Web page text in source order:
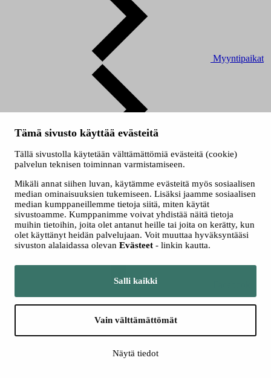
Tämä sivusto käyttää evästeitä
Tällä sivustolla käytetään välttämättömiä evästeitä (cookie)
palvelun teknisen toiminnan varmistamiseen.
Mikäli annat siihen luvan, käytämme evästeitä myös sosiaalisen
median ominaisuuksien tukemiseen. Lisäksi jaamme sosiaalisen
median kumppaneillemme tietoja siitä, miten käytät
sivustoamme. Kumppanimme voivat yhdistää näitä tietoja
muihin tietoihin, joita olet antanut heille tai joita on kerätty, kun
olet käyttänyt heidän palvelujaan. Voit muuttaa hyväksyntääsi
sivuston alalaidassa olevan Evästeet - linkin kautta.
Salli kaikki
Vain välttämättömät
Näytä tiedot
Myyntipaikat
Ryhmät
Seuraa meitä somessa